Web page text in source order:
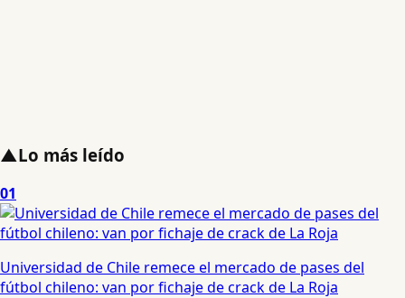
▲Lo más leído
01
Universidad de Chile remece el mercado de pases del
fútbol chileno: van por fichaje de crack de La Roja